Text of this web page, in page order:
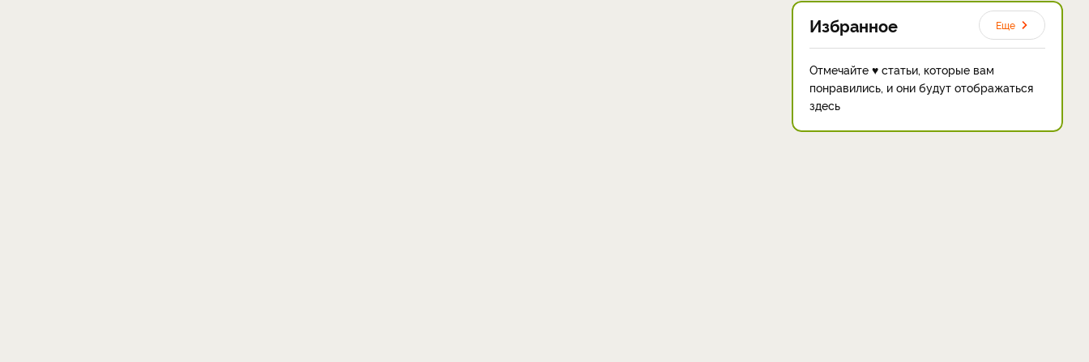
Избранное Еще
Отмечайте ♥ статьи, которые вам
понравились, и они будут отображаться
здесь